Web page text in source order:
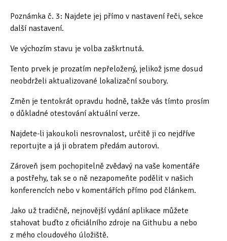
Poznámka č. 3: Najdete jej přímo v nastavení řeči, sekce
další nastavení.
Ve výchozím stavu je volba zaškrtnutá.
Tento prvek je prozatím nepřeložený, jelikož jsme dosud
neobdrželi aktualizované lokalizační soubory.
Změn je tentokrát opravdu hodně, takže vás tímto prosím
o důkladné otestování aktuální verze.
Najdete-li jakoukoli nesrovnalost, určitě ji co nejdříve
reportujte a já ji obratem předám autorovi.
Zároveň jsem pochopitelně zvědavý na vaše komentáře
a postřehy, tak se o ně nezapomeňte podělit v našich
konferencích nebo v komentářích přímo pod článkem.
Jako už tradičně, nejnovější vydání aplikace můžete
stahovat buďto z oficiálního zdroje na Githubu a nebo
z mého cloudového úložiště.